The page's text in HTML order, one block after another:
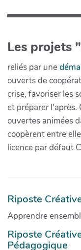
Les projets
reliés par une
ouverts de
crise, favoriser les
et préparer l'après.
ouvertes animées
coopèrent entre
licence par défaut
Riposte
Apprendre
Riposte
Pédagogique